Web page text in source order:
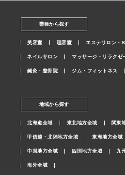
業種から探す
美容室 理容室 エステサロン・
ネイルサロン マッサージ・リラクゼ
鍼灸・整骨院 ジム・フィットネス
地域から探す
北海道全域 東北地方全域 関東
甲信越・北陸地方全域 東海地方全域
中国地方全域 四国地方全域 九
海外全域